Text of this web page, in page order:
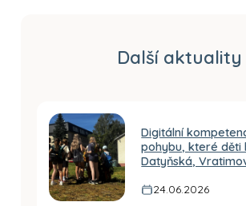
Další aktuality
Digitální
pohybu, které děti
Datyňská,
24.06.2026